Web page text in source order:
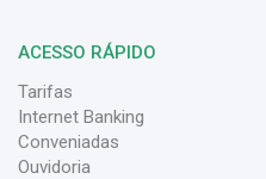
ACESSO RÁPIDO
Tarifas
Internet Banking
Conveniadas
Ouvidoria